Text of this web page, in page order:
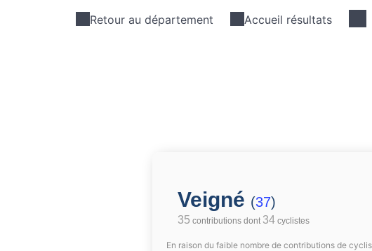
Retour au département Accueil résultats
Veigné (37)
35 contributions dont 34 cyclistes
En raison du faible nombre de contributions de